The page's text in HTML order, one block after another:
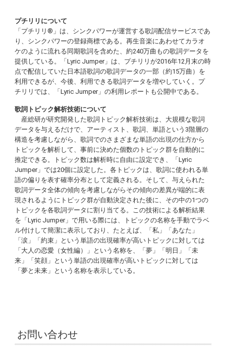
プチリリについて
「プチリリ®」は、シンクパワーが運営する歌詞配信サービスであ
り、シンクパワーの登録商標である。再生音楽にあわせてカラオ
ケのように流れる同期歌詞を含めた、約240万曲もの歌詞データを
提供している。「Lyric Jumper」は、プチリリが2016年12月末の時
点で配信していた日本語歌詞の歌詞データの一部（約15万曲）を
利用できるが、今後、利用できる歌詞データを増やしていく。プ
チリリでは、「Lyric Jumper」の利用レポートも公開中である。
歌詞トピック解析技術について
産総研が研究開発した歌詞トピック解析技術は、大規模な歌詞
データを与えるだけで、アーティスト、歌詞、単語という3階層の
構造を考慮しながら、歌詞でのさまざまな単語の出現の仕方から
トピックを解析して、事前に決めた個数のトピック群を自動的に
推定できる。トピック数は解析時に自由に設定でき、「Lyric
Jumper」では20個に設定した。各トピックは、歌詞に使われる単
語の偏りを表す確率分布として定義される。そして、与えられた
歌詞データ全体の傾向を考慮しながらその傾向の差異が端的に表
現されるようにトピック群が自動決定された後に、その中の1つの
トピックを各歌詞データに割り当てる。この技術による解析結果
を「Lyric Jumper」で用いる際には、トピックの名称を手動でラベ
ル付けして簡潔に表示しており、たとえば、「私」「あなた」
「涙」「約束」という単語の出現確率が高いトピックに対しては
「大人の恋愛（女性編）」という名称を、「夢」「明日」「未
来」「笑顔」という単語の出現確率が高いトピックに対しては
「夢と未来」という名称を表示している。
お問い合わせ